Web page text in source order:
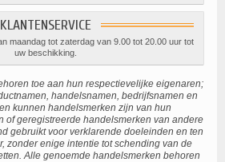
KLANTENSERVICE
maandag tot zaterdag van 9.00 tot 20.00 uur tot
uw beschikking.
toe aan hun respectievelijke eigenaren;
handelsnamen, bedrijfsnamen en
kunnen handelsmerken zijn van hun
of geregistreerde handelsmerken van andere
gebruikt voor verklarende doeleinden en ten
zonder enige intentie tot schending van de
Alle genoemde handelsmerken behoren